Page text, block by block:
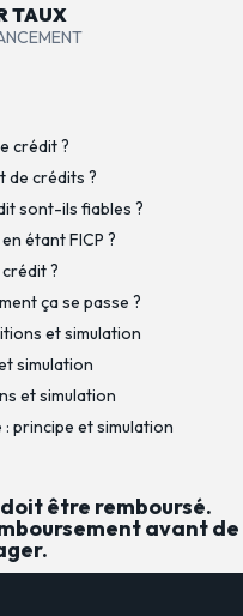
TAUX
crédit ?
de crédits ?
sont-ils fiables ?
étant FICP ?
?
ça se passe ?
et simulation
simulation
et simulation
principe et simulation
être remboursé.
avant de